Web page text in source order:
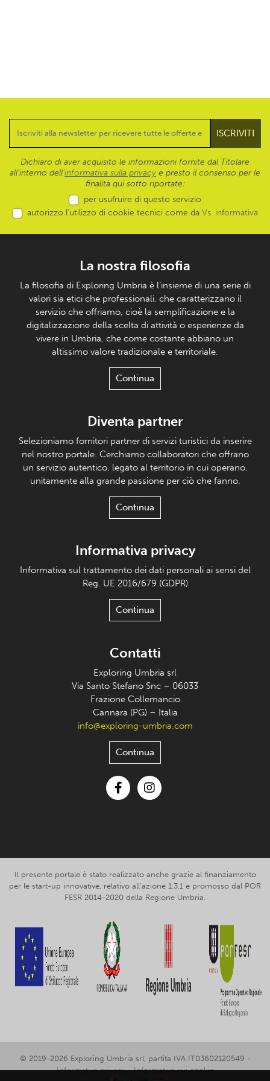
Dichiaro di aver acquisito le informazioni fornite dal Titolare
all’interno dell'informativa sulla privacy e presto il consenso per le
finalità qui sotto riportate:
per usufruire di questo servizio
autorizzo l’utilizzo di cookie tecnici come da Vs. informativa
La nostra filosofia
La filosofia di Exploring Umbria è l’insieme di una serie di
valori sia etici che professionali, che caratterizzano il
servizio che offriamo, cioè la semplificazione e la
digitalizzazione della scelta di attività o esperienze da
vivere in Umbria, che come costante abbiano un
altissimo valore tradizionale e territoriale.
Continua
Diventa partner
Selezioniamo fornitori partner di servizi turistici da inserire
nel nostro portale. Cerchiamo collaboratori che offrano
un servizio autentico, legato al territorio in cui operano,
unitamente alla grande passione per ciò che fanno.
Continua
Informativa privacy
Informativa sul trattamento dei dati personali ai sensi del
Reg. UE 2016/679 (GDPR)
Continua
Contatti
Exploring Umbria srl
Via Santo Stefano Snc – 06033
Frazione Collemancio
Cannara (PG) – Italia
info@exploring-umbria.com
Continua
Il presente portale è stato realizzato anche grazie al finanziamento
per le start-up innovative, relativo all’azione 1.3.1 e promosso dal POR
FESR 2014-2020 della Regione Umbria.
© 2019-2026 Exploring Umbria srl, partita IVA IT03602120549 -
Informativa privacy-Informativa sui cookie